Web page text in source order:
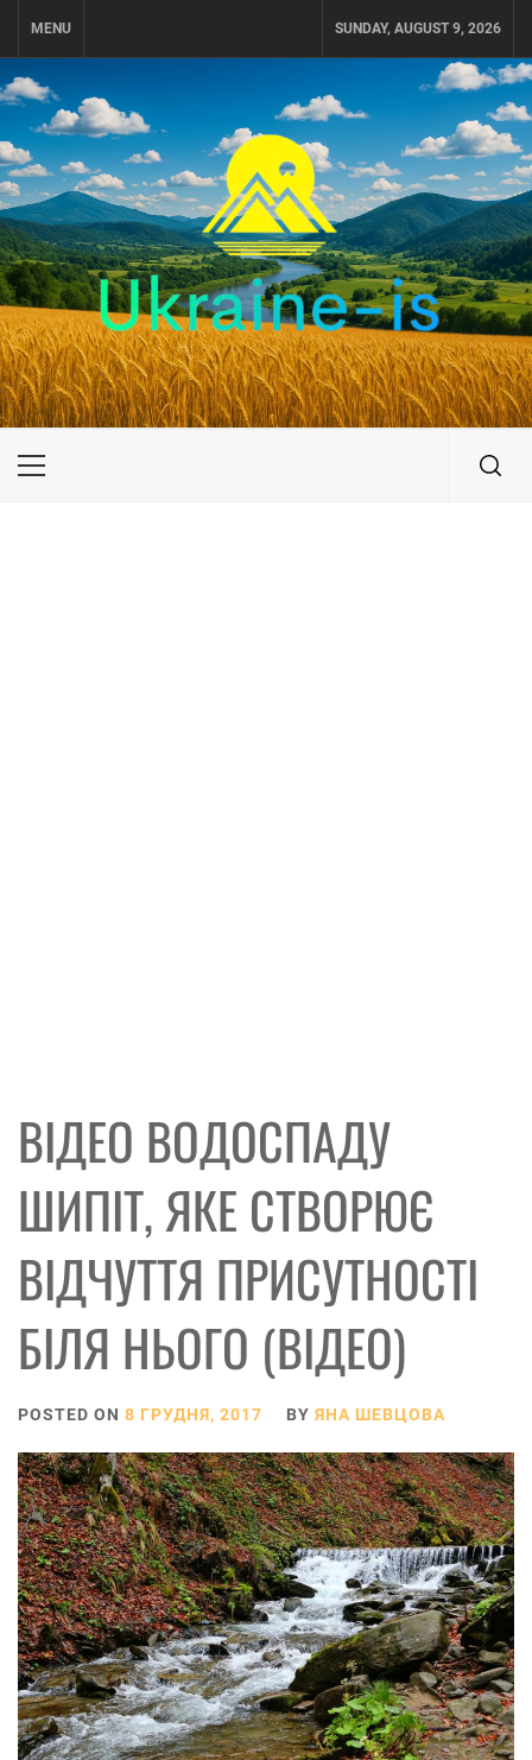
MENU SUNDAY, AUGUST 9, 2026
UKRAINE-IS
ПОДОРОЖI ПО УКРАЇНІ
Primary
ВІДЕО ВОДОСПАДУ
ШИПІТ, ЯКЕ СТВОРЮЄ
ВІДЧУТТЯ ПРИСУТНОСТІ
БІЛЯ НЬОГО (ВІДЕО)
POSTED ON 8 ГРУДНЯ, 2017 BY ЯНА ШЕВЦОВА